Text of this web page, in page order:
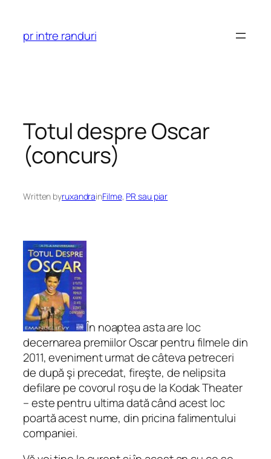
content
pr intre randuri
Totul despre Oscar
(concurs)
Written byruxandrainFilme, PR sau piar
În noaptea asta are loc
decernarea premiilor Oscar pentru filmele din
2011, eveniment urmat de câteva petreceri
de după şi precedat, fireşte, de nelipsita
defilare pe covorul roşu de la Kodak Theater
– este pentru ultima dată când acest loc
poartă acest nume, din pricina falimentului
companiei.